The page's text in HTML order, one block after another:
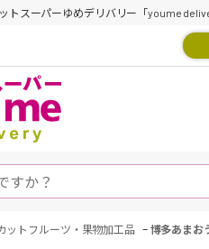
トスーパーゆめデリバリー「youme
ットフルーツ・果物加工品 - 博多あま